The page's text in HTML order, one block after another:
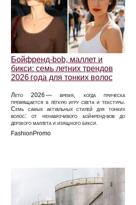
Бойфренд‑bob, маллет и
бикси: семь летних трендов
2026 года для тонких волос
Лето 2026 — время, когда прическа
превращается в лёгкую игру света и текстуры.
Семь самых актуальных стилей для тонких
волос: от ненавязчивого бойфренд‑bob до
дерзкого маллета и изящного бикси.
FashionPromo